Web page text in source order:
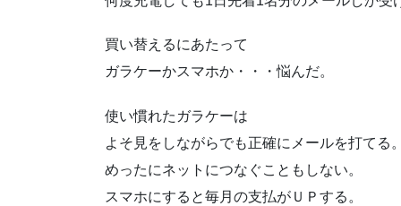
買い替えるにあたって
ガラケーかスマホか・・・悩んだ。
使い慣れたガラケーは
よそ見をしながらでも正確にメールを打てる。
めったにネットにつなぐこともしない。
スマホにすると毎月の支払がＵＰする。